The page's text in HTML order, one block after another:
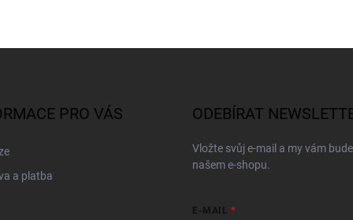
PRO VÁS
a platba
ODEBÍRAT
Vložte svůj e-mail a my vám
našem e-shopu.
E-MAIL